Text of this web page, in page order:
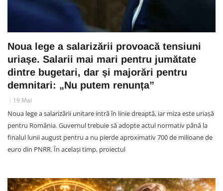
Noua lege a salarizării provoacă tensiuni
uriașe. Salarii mai mari pentru jumătate
dintre bugetari, dar și majorări pentru
demnitari: „Nu putem renunța”
19 Mai
Noua lege a salarizării unitare intră în linie dreaptă, iar miza este uriașă
pentru România. Guvernul trebuie să adopte actul normativ până la
finalul lunii august pentru a nu pierde aproximativ 700 de milioane de
euro din PNRR. În același timp, proiectul